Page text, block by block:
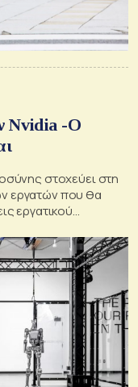
Nvidia -Ο
στοχεύει στη
εργατών που θα
εργατικού